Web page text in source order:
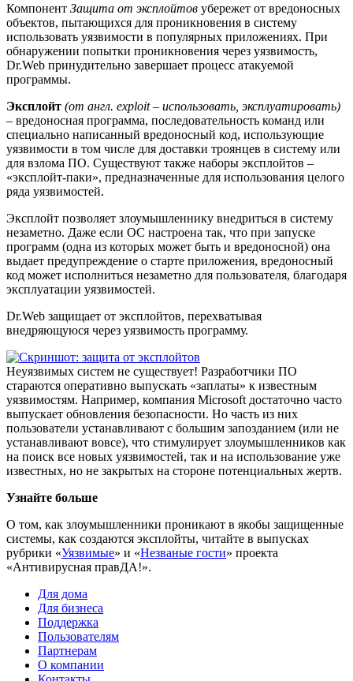
Компонент Защита от эксплойтов убережет от вредоносных
объектов, пытающихся для проникновения в систему
использовать уязвимости в популярных приложениях. При
обнаружении попытки проникновения через уязвимость,
Dr.Web принудительно завершает процесс атакуемой
программы.
Эксплойт (от англ. exploit – использовать, эксплуатировать)
– вредоносная программа, последовательность команд или
специально написанный вредоносный код, использующие
уязвимости в том числе для доставки троянцев в систему или
для взлома ПО. Существуют также наборы эксплойтов –
«эксплойт-паки», предназначенные для использования целого
ряда уязвимостей.
Эксплойт позволяет злоумышленнику внедриться в систему
незаметно. Даже если ОС настроена так, что при запуске
программ (одна из которых может быть и вредоносной) она
выдает предупреждение о старте приложения, вредоносный
код может исполниться незаметно для пользователя, благодаря
эксплуатации уязвимостей.
Dr.Web защищает от эксплойтов, перехватывая
внедряющуюся через уязвимость программу.
Неуязвимых систем не существует! Разработчики ПО
стараются оперативно выпускать «заплаты» к известным
уязвимостям. Например, компания Microsoft достаточно часто
выпускает обновления безопасности. Но часть из них
пользователи устанавливают с большим запозданием (или не
устанавливают вовсе), что стимулирует злоумышленников как
на поиск все новых уязвимостей, так и на использование уже
известных, но не закрытых на стороне потенциальных жертв.
Узнайте больше
О том, как злоумышленники проникают в якобы защищенные
системы, как создаются эксплойты, читайте в выпусках
рубрики «Уязвимые» и «Незваные гости» проекта
«Антивирусная правДА!».
Для дома
Для бизнеса
Поддержка
Пользователям
Партнерам
О компании